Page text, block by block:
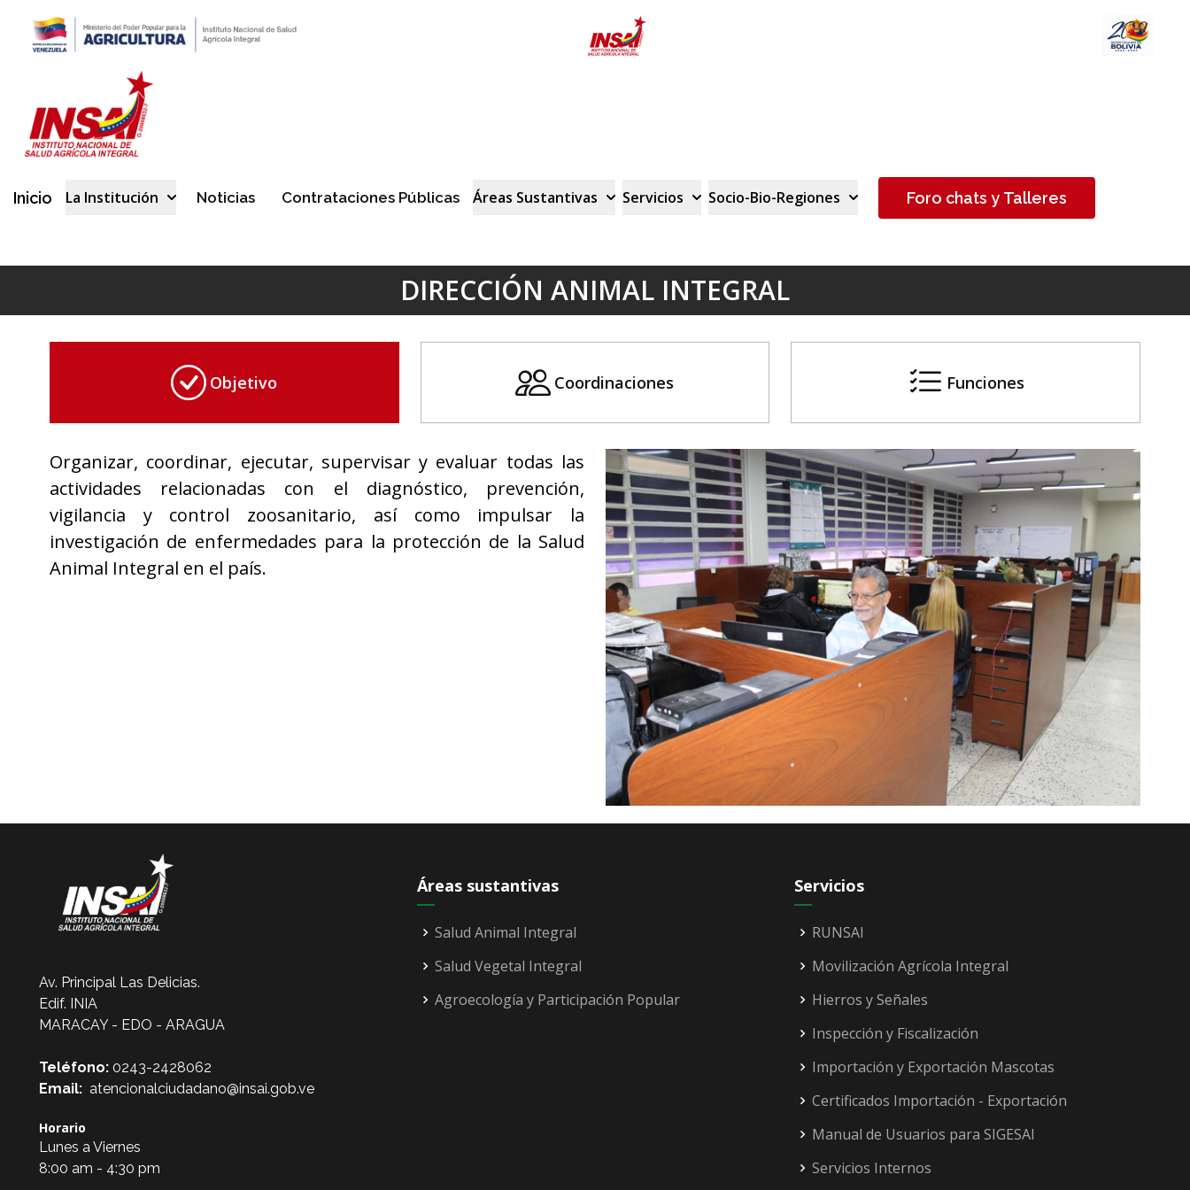
Inicio La Institución Noticias Contrataciones Públicas Áreas Sustantivas Servicios Socio-Bio-Regiones Foro chats y Talleres
DIRECCIÓN ANIMAL INTEGRAL
Objetivo Coordinaciones Funciones
Organizar, coordinar, ejecutar, supervisar y evaluar todas las
actividades relacionadas con el diagnóstico, prevención,
vigilancia y control zoosanitario, así como impulsar la
investigación de enfermedades para la protección de la Salud
Animal Integral en el país.
Av. Principal Las Delicias.
Edif. INIA
MARACAY - EDO - ARAGUA
Teléfono: 0243-2428062
Email: atencionalciudadano@insai.gob.ve
Horario
Lunes a Viernes
8:00 am - 4:30 pm
Áreas sustantivas
Salud Animal Integral
Salud Vegetal Integral
Agroecología y Participación Popular
Servicios
RUNSAI
Movilización Agrícola Integral
Hierros y Señales
Inspección y Fiscalización
Importación y Exportación Mascotas
Certificados Importación - Exportación
Manual de Usuarios para SIGESAI
Servicios Internos